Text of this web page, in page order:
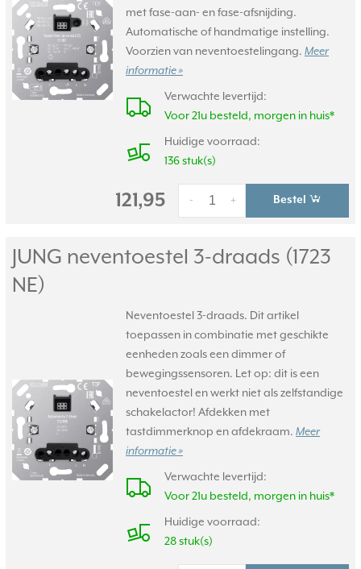
met fase-aan- en fase-afsnijding.
Automatische of handmatige instelling.
Voorzien van neventoestelingang. Meer
informatie »
Verwachte levertijd:
Voor 21u besteld, morgen in huis*
Huidige voorraad:
136 stuk(s)
121,95 +
- Bestel
JUNG neventoestel 3-draads (1723
NE)
Neventoestel 3-draads. Dit artikel
toepassen in combinatie met geschikte
eenheden zoals een dimmer of
bewegingssensoren. Let op: dit is een
neventoestel en werkt niet als zelfstandige
schakelactor! Afdekken met
tastdimmerknop en afdekraam. Meer
informatie »
Verwachte levertijd:
Voor 21u besteld, morgen in huis*
Huidige voorraad:
28 stuk(s)